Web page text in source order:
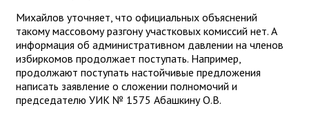
Михайлов уточняет, что официальных объяснений
такому массовому разгону участковых комиссий нет. А
информация об административном давлении на членов
избиркомов продолжает поступать. Например,
продолжают поступать настойчивые предложения
написать заявление о сложении полномочий и
председателю УИК № 1575 Абашкину О.В.